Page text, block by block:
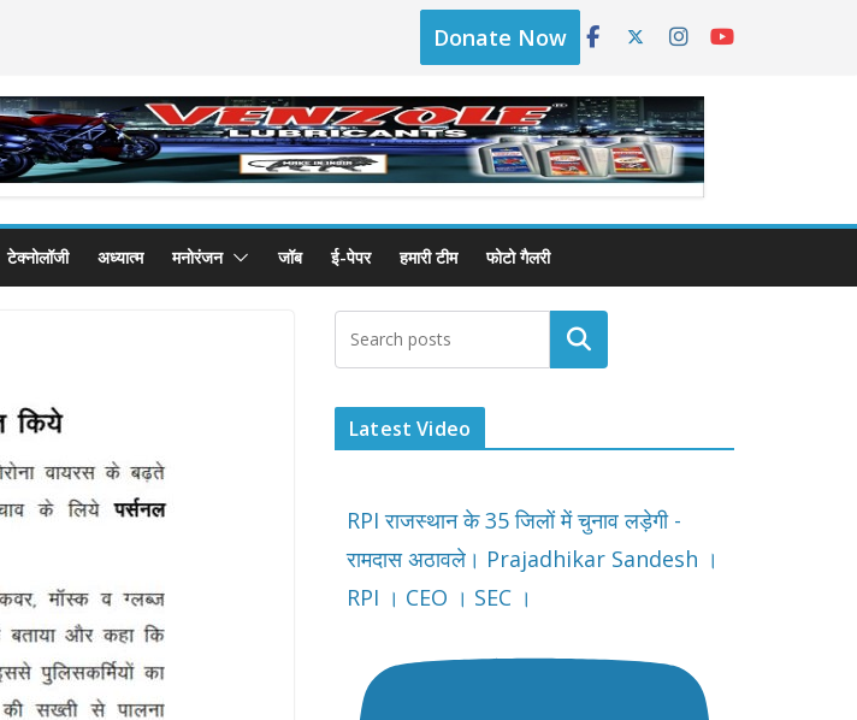
Donate Now
टेक्नोलॉजी अध्यात्म मनोरंजन जॉब ई-पेपर हमारी टीम फोटो गैलरी
Latest Video
RPI राजस्थान के 35 जिलों में चुनाव लड़ेगी -
रामदास अठावले। Prajadhikar Sandesh ।
RPI । CEO । SEC ।